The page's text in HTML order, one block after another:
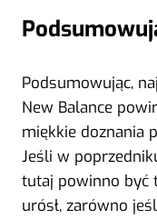
Podsumowując,
New Balance
miękkie doznania
Jeśli w
tutaj powinno być
urósł, zarówno